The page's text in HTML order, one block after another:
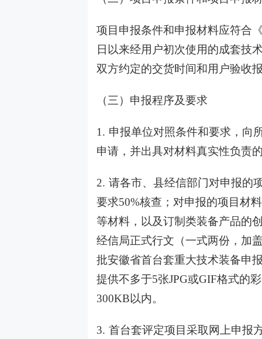
项目申报条件和申报材料应符合
日以来经用户初次使用的成套技
双方约定的交货时间和用户验收
（三）申报程序及要求
1. 申报单位对照条件和要求，向
申请，并出具对材料真实性负责
2. 请各市、县经信部门对申报的
要求50%核查；对申报的项目材
等材料，以及订制类装备产品的
经信局正式行文（一式两份，加
批安徽省首台套重大技术装备申
提供不多于5张JPG或GIF格式的
300KB以内。
3. 首台套评定项目采取网上申报